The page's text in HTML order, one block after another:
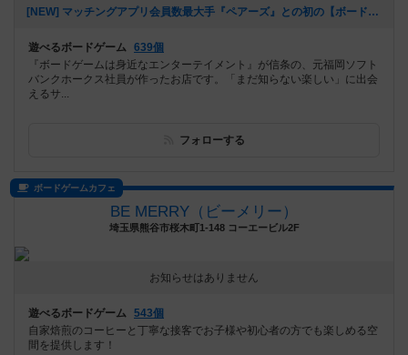
[NEW] マッチングアプリ会員数最大手『ペアーズ』との初の【ボードゲームマッチングイベント】開催決定‼️（2026年01月06日 16時43分）
遊べるボードゲーム 639個
『ボードゲームは身近なエンターテイメント』が信条の、元福岡ソフト
バンクホークス社員が作ったお店です。「まだ知らない楽しい」に出会
えるサ...
フォローする
ボードゲームカフェ
BE MERRY（ビーメリー）
埼玉県熊谷市桜木町1-148 コーエービル2F
お知らせはありません
遊べるボードゲーム 543個
自家焙煎のコーヒーと丁寧な接客でお子様や初心者の方でも楽しめる空
間を提供します！